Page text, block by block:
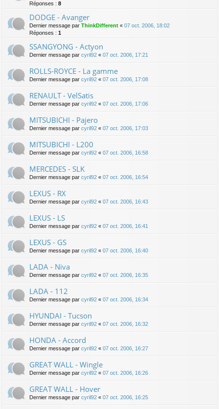
Réponses : 8
DODGE - Avanger
Dernier message par ThinkDifferent « 07 oct. 2006, 18:02
Réponses : 1
SSANGYONG - Actyon
Dernier message par cyril92 « 07 oct. 2006, 17:21
ROLLS-ROYCE - La gamme
Dernier message par cyril92 « 07 oct. 2006, 17:08
RENAULT - VelSatis
Dernier message par cyril92 « 07 oct. 2006, 17:06
MITSUBICHI - Pajero
Dernier message par cyril92 « 07 oct. 2006, 17:03
MITSUBICHI - L200
Dernier message par cyril92 « 07 oct. 2006, 16:58
MERCEDES - SLK
Dernier message par cyril92 « 07 oct. 2006, 16:54
LEXUS - RX
Dernier message par cyril92 « 07 oct. 2006, 16:43
LEXUS - LS
Dernier message par cyril92 « 07 oct. 2006, 16:41
LEXUS - GS
Dernier message par cyril92 « 07 oct. 2006, 16:40
LADA - Niva
Dernier message par cyril92 « 07 oct. 2006, 16:35
LADA - 112
Dernier message par cyril92 « 07 oct. 2006, 16:34
HYUNDAI - Tucson
Dernier message par cyril92 « 07 oct. 2006, 16:32
HONDA - Accord
Dernier message par cyril92 « 07 oct. 2006, 16:27
GREAT WALL - Wingle
Dernier message par cyril92 « 07 oct. 2006, 16:26
GREAT WALL - Hover
Dernier message par cyril92 « 07 oct. 2006, 16:25